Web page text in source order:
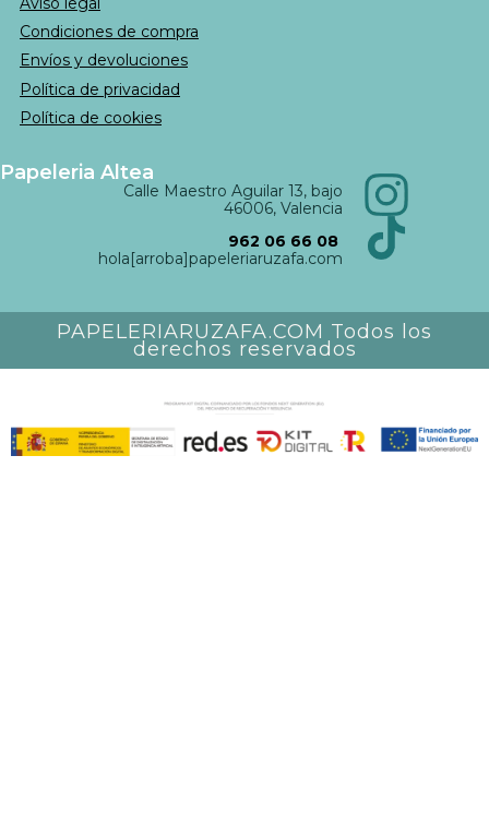
Condiciones de compra
Envíos y devoluciones
Política de privacidad
Política de cookies
Papeleria Altea
Calle Maestro Aguilar 13, bajo
46006, Valencia
962 06 66 08
hola[arroba]papeleriaruzafa.com
PAPELERIARUZAFA.COM Todos los
derechos reservados